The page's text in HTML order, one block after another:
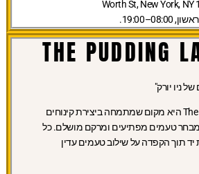
08:00–19:00.
THE PUDDING
ניו יורק"
The Pudding Lady NY היא מקום שמתמחה ביצירת קינוחים
מבחר טעמים מפתיעים ומרקם מושלם. כל
יד תוך הקפדה על שילוב טעמים עדין